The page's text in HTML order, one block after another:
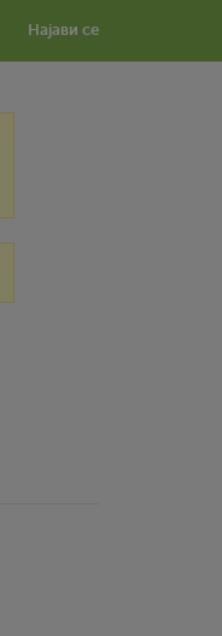
Најави се